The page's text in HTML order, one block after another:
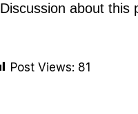
Discussion about this
Post Views: 81